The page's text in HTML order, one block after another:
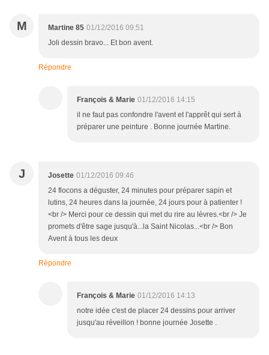
M Martine 85 01/12/2016 09:51
Joli dessin bravo... Et bon avent.
Répondre
François & Marie 01/12/2016 14:15
il ne faut pas confondre l'avent et l'apprêt qui sert à
préparer une peinture . Bonne journée Martine.
J Josette 01/12/2016 09:46
24 flocons a déguster, 24 minutes pour préparer sapin et
lutins, 24 heures dans la journée, 24 jours pour à patienter !
<br /> Merci pour ce dessin qui met du rire au lèvres.<br /> Je
promets d'être sage jusqu'à...la Saint Nicolas...<br /> Bon
Avent à tous les deux
Répondre
François & Marie 01/12/2016 14:13
notre idée c'est de placer 24 dessins pour arriver
jusqu'au réveillon ! bonne journée Josette .